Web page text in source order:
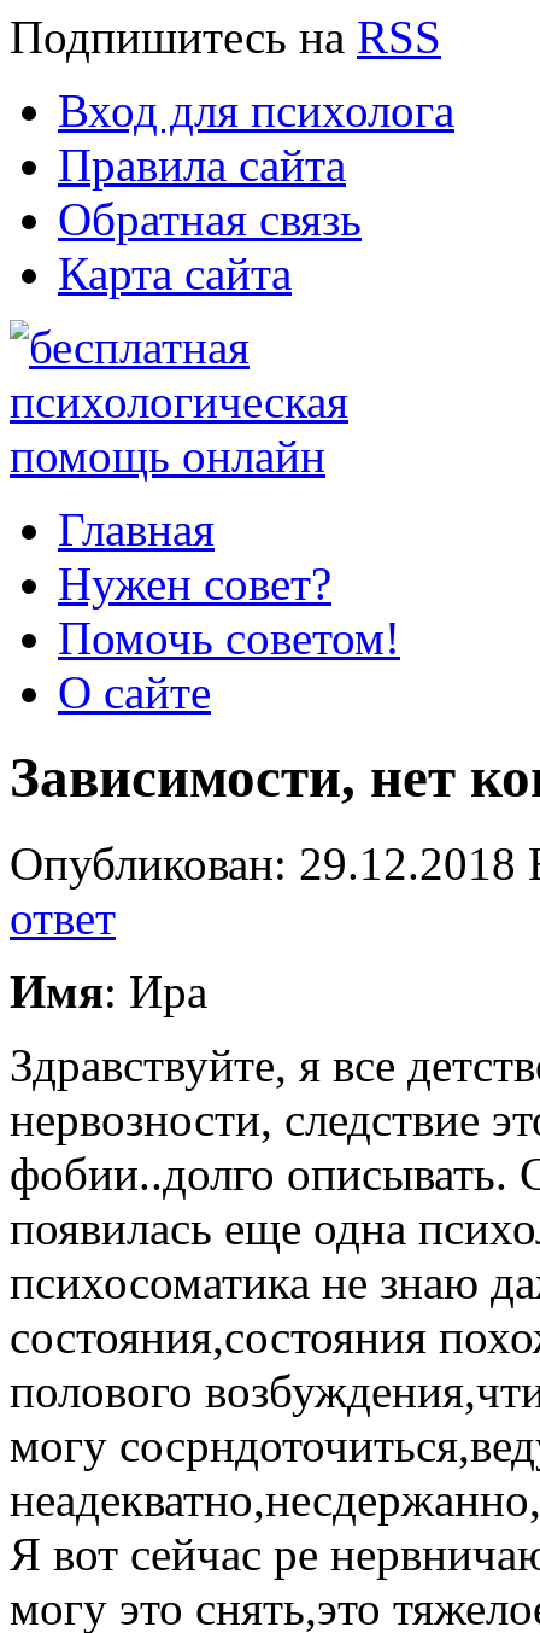
Подпишитесь на RSS
Вход для психолога
Правила сайта
Обратная связь
Карта сайта
Главная
Нужен совет?
Помочь советом!
О сайте
Зависимости, нет
Опубликован:
ответ
Имя: Ира
Здравствуйте, я все
нервозности, следствие
фобии..долго описывать.
появилась еще одна
психосоматика не знаю
состояния,состояния
полового
могу
Я вот сейчас ре
могу это снять,это